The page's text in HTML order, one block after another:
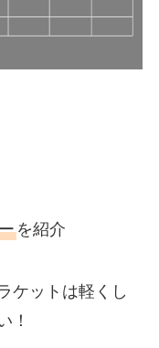
を紹介
ケットは軽くし
！